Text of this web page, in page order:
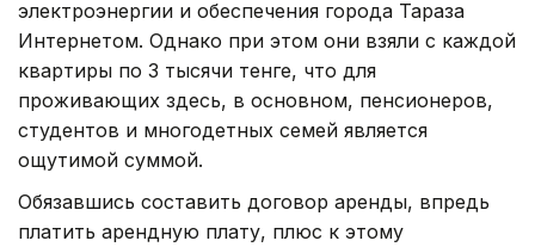
электроэнергии и обеспечения города Тараза
Интернетом. Однако при этом они взяли с каждой
квартиры по 3 тысячи тенге, что для
проживающих здесь, в основном, пенсионеров,
студентов и многодетных семей является
ощутимой суммой.
Обязавшись составить договор аренды, впредь
платить арендную плату, плюс к этому